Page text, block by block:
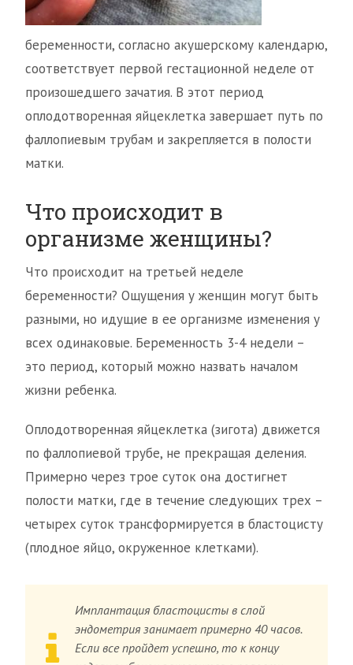
беременности, согласно акушерскому календарю,
соответствует первой гестационной неделе от
произошедшего зачатия. В этот период
оплодотворенная яйцеклетка завершает путь по
фаллопиевым трубам и закрепляется в полости
матки.
Что происходит в
организме женщины?
Что происходит на третьей неделе
беременности? Ощущения у женщин могут быть
разными, но идущие в ее организме изменения у
всех одинаковые. Беременность 3-4 недели –
это период, который можно назвать началом
жизни ребенка.
Оплодотворенная яйцеклетка (зигота) движется
по фаллопиевой трубе, не прекращая деления.
Примерно через трое суток она достигнет
полости матки, где в течение следующих трех –
четырех суток трансформируется в бластоцисту
(плодное яйцо, окруженное клетками).
Имплантация бластоцисты в слой
эндометрия занимает примерно 40 часов.
Если все пройдет успешно, то к концу